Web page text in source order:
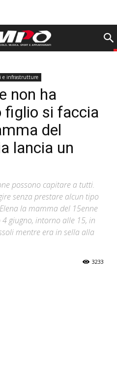
e infrastrutture
non ha
figlio si faccia
del
lancia un
possono capitare a tutti.
senza prestare alcun tipo
la mamma del 15enne
giugno, intorno alle 15, in
mentre era in sella alla
3233